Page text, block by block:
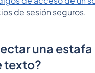
de sesión seguros.
una
texto?